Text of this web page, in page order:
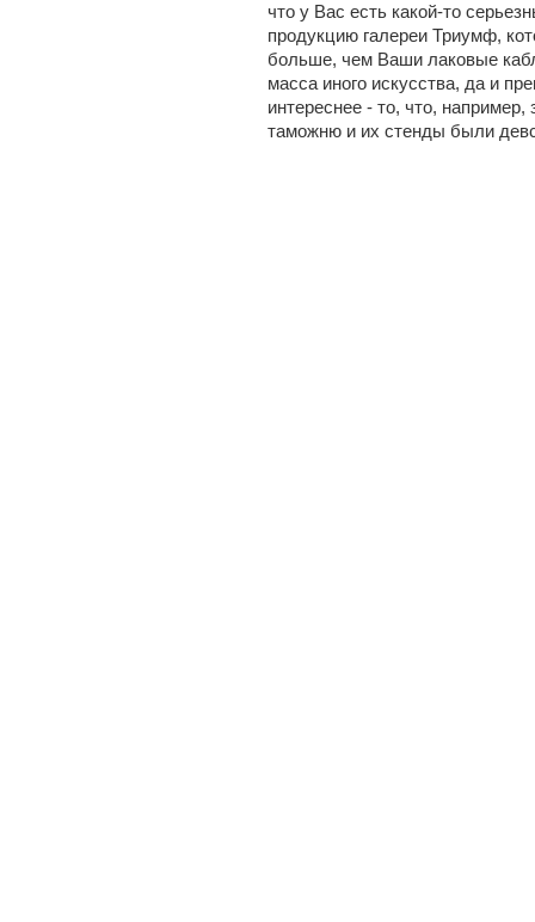
что у Вас есть какой-то
продукцию галереи Триумф,
больше, чем Ваши лаковые
масса иного искусства, да и
интереснее - то, что,
таможню и их стенды были